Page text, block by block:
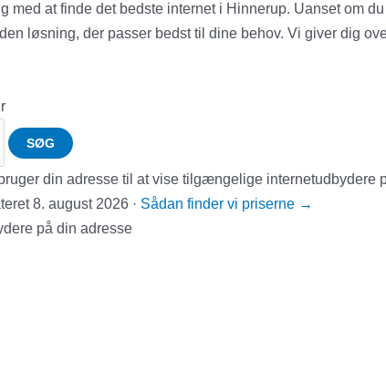
med at finde det bedste internet i Hinnerup. Uanset om
løsning, der passer bedst til dine behov. Vi giver dig
SØG
din adresse til at vise tilgængelige internetudbydere
8. august 2026 · Sådan finder vi priserne →
på din adresse